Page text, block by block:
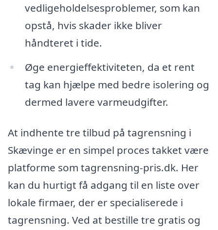
vedligeholdelsesproblemer, som kan
opstå, hvis skader ikke bliver
håndteret i tide.
Øge energieffektiviteten, da et rent
tag kan hjælpe med bedre isolering og
dermed lavere varmeudgifter.
At indhente tre tilbud på tagrensning i
Skævinge er en simpel proces takket være
platforme som tagrensning-pris.dk. Her
kan du hurtigt få adgang til en liste over
lokale firmaer, der er specialiserede i
tagrensning. Ved at bestille tre gratis og